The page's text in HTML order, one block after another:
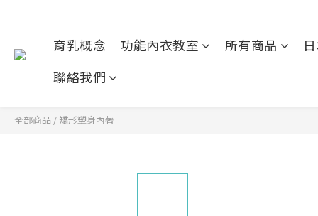
育乳概念 功能內衣教室 所有商品
聯絡我們
全部商品 / 矯形塑身內著